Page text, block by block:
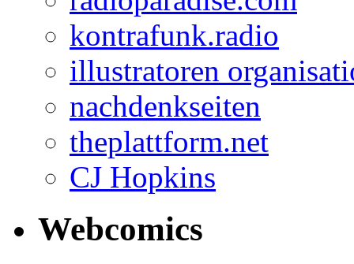
kontrafunk.radio
illustratoren
nachdenkseiten
theplattform.net
CJ Hopkins
Webcomics